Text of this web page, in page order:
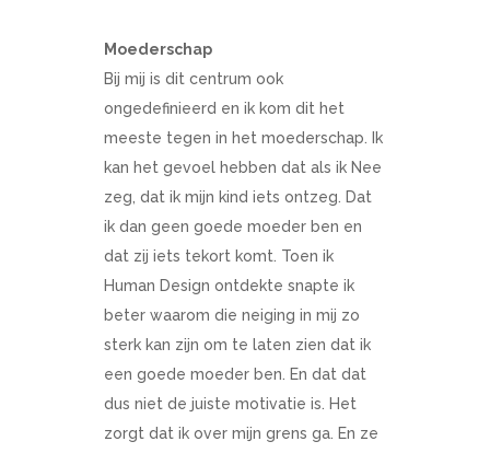
Moederschap
Bij mij is dit centrum ook
ongedefinieerd en ik kom dit het
meeste tegen in het moederschap. Ik
kan het gevoel hebben dat als ik Nee
zeg, dat ik mijn kind iets ontzeg. Dat
ik dan geen goede moeder ben en
dat zij iets tekort komt. Toen ik
Human Design ontdekte snapte ik
beter waarom die neiging in mij zo
sterk kan zijn om te laten zien dat ik
een goede moeder ben. En dat dat
dus niet de juiste motivatie is. Het
zorgt dat ik over mijn grens ga. En ze